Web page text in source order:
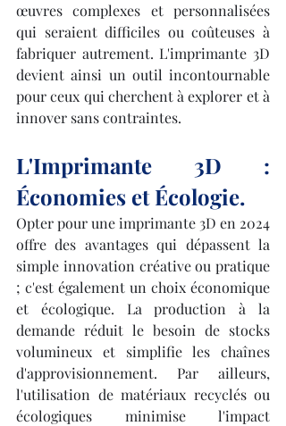
œuvres complexes et personnalisées
qui seraient difficiles ou coûteuses à
fabriquer autrement. L'imprimante 3D
devient ainsi un outil incontournable
pour ceux qui cherchent à explorer et à
innover sans contraintes.
L'Imprimante 3D :
Économies et Écologie.
Opter pour une imprimante 3D en 2024
offre des avantages qui dépassent la
simple innovation créative ou pratique
; c'est également un choix économique
et écologique. La production à la
demande réduit le besoin de stocks
volumineux et simplifie les chaînes
d'approvisionnement. Par ailleurs,
l'utilisation de matériaux recyclés ou
écologiques minimise l'impact